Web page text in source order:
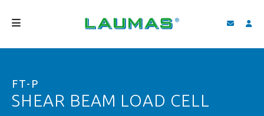
ПРОДУКЦИЯ
УСЛУГИ
FT-P
SHEAR BEAM LOAD CELL